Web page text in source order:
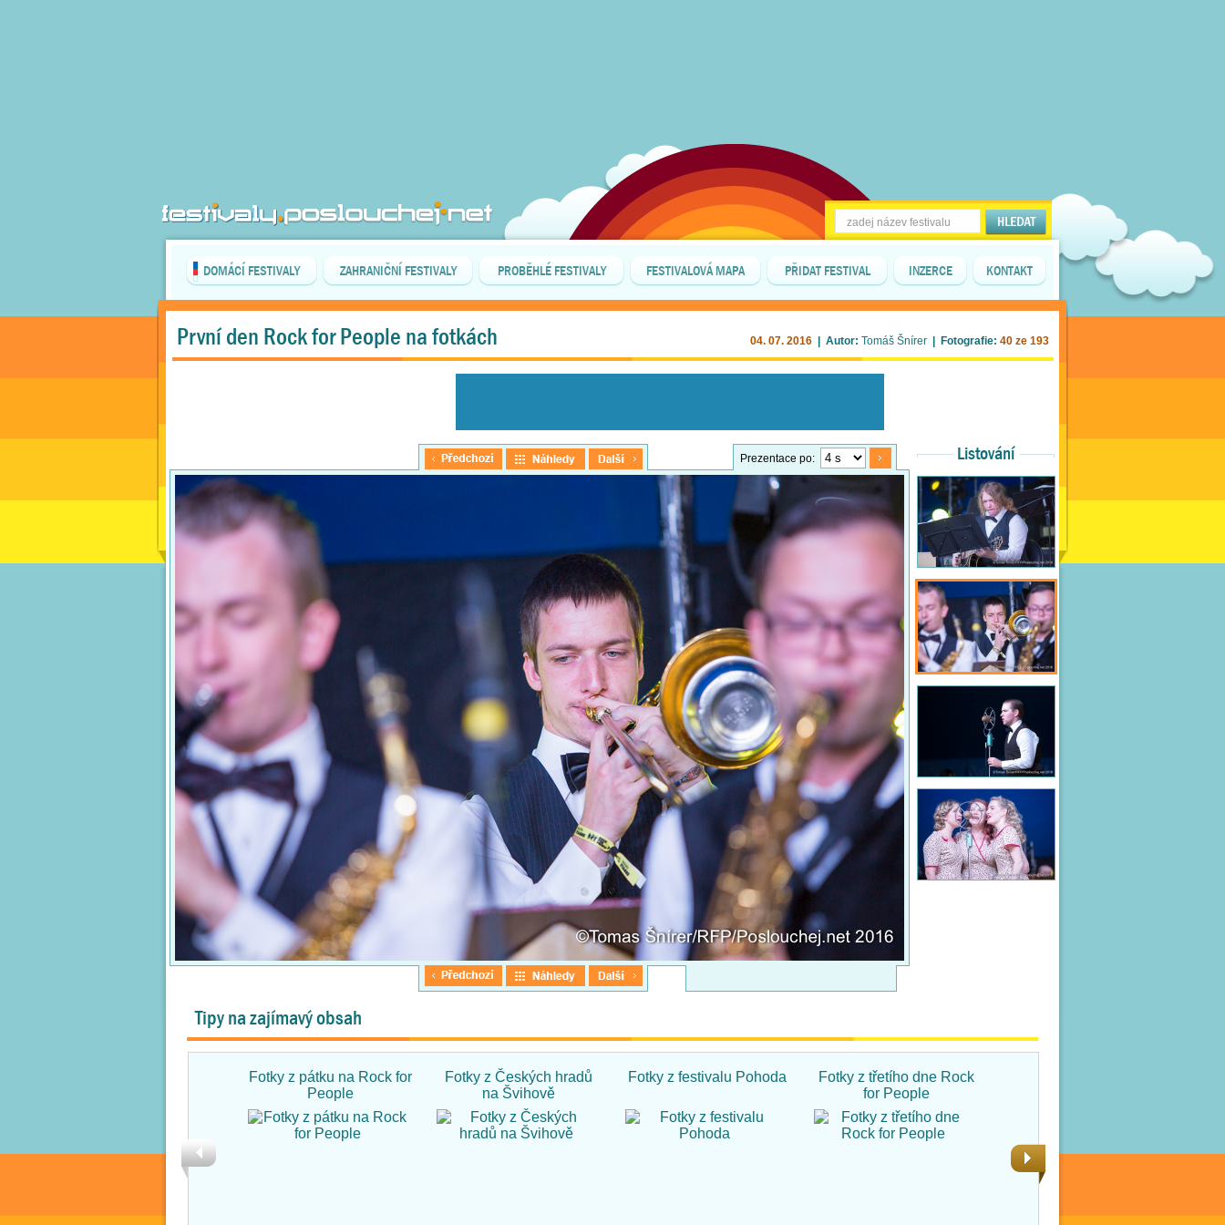
DOMÁCÍ FESTIVALY ZAHRANIČNÍ FESTIVALY PROBĚHLÉ FESTIVALY FESTIVALOVÁ MAPA PŘIDAT FESTIVAL INZERCE KONTAKT
První den Rock for People na fotkách 04. 07. 2016 | Autor: Tomáš Šnírer | Fotografie: 40 ze 193
Prezentace po: Listování
Tipy na zajímavý obsah
Fotky z pátku na Rock for
People
Fotky z Českých hradů
na Švihově
Fotky z festivalu Pohoda
Fotky z třetího dne Rock
for People